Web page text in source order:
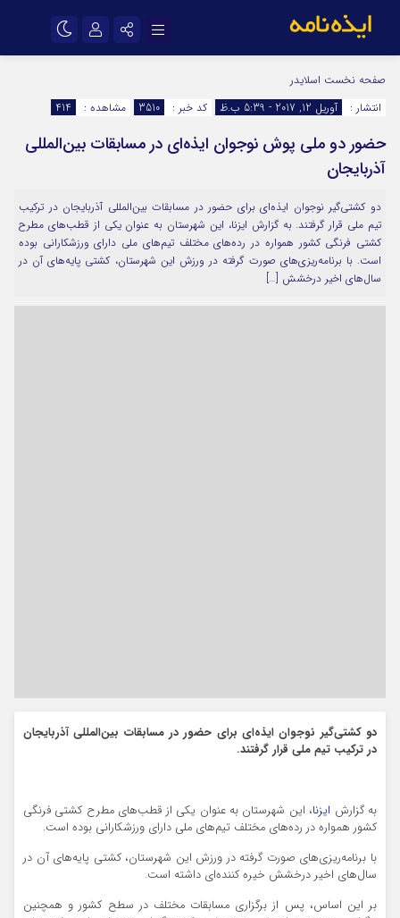
اینستاگرام
سروش
ایتا
آپارات
اپلیکیشن رمز عبور
مرا به خاطر بسپار
صفحه نخست اسلایدر
انتشار :
آوریل 12, 2017 - 5:39 ب.ظ کد خبر : 3510 مشاهده : 414
حضور دو ملی پوش نوجوان ایذه‌ای در مسابقات بین‌المللی
آذربایجان
دو کشتی‌گیر نوجوان ایذه‌ای برای حضور در مسابقات بین‌المللی آذربایجان در ترکیب
تیم ملی قرار گرفتند. به گزارش ایزنا، این شهرستان به عنوان یکی از قطب‌های مطرح
کشتی فرنگی کشور همواره در رده‌های مختلف تیم‌های ملی دارای ورزشکارانی بوده
است. با برنامه‌ریزی‌های صورت گرفته در ورزش این شهرستان، کشتی‌ پایه‌های آن در
سال‌های اخیر درخشش […]
دو کشتی‌گیر نوجوان ایذه‌ای برای حضور در مسابقات بین‌المللی آذربایجان
در ترکیب تیم ملی قرار گرفتند.
به گزارش ایزنا، این شهرستان به عنوان یکی از قطب‌های مطرح کشتی فرنگی
کشور همواره در رده‌های مختلف تیم‌های ملی دارای ورزشکارانی بوده است.
با برنامه‌ریزی‌های صورت گرفته در ورزش این شهرستان، کشتی‌ پایه‌های آن در
سال‌های اخیر درخشش خیره کننده‌ای داشته است.
بر این اساس، پس از برگزاری مسابقات مختلف در سطح کشور و همچنین